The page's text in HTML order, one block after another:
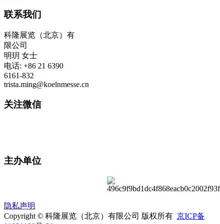
联系我们
科隆展览（北京）有
限公司
明玥 女士
电话: +86 21 6390
6161-832
trista.ming@koelnmesse.cn
关注微信
主办单位
隐私声明
Copyright © 科隆展览（北京）有限公司 版权所有 京ICP备